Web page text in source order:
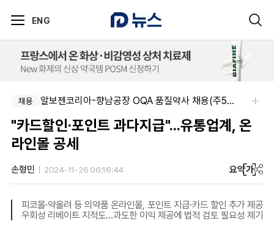
ENG
채용 알보젠코리아-향남공장 OQA 품질약사 채용(주5일/파트타임 가능)
"카드할인·포인트 과다지급"...유통업계, 온
라인몰 공세
손형민 2024-11-26 06:16:44 요약가
피코몰·약올려 등 의약품 온라인몰, 포인트 지급·카드 할인 추가 제공
우회성 리베이트 지적도…과도한 이익 제공에 법적 검토 필요성 제기